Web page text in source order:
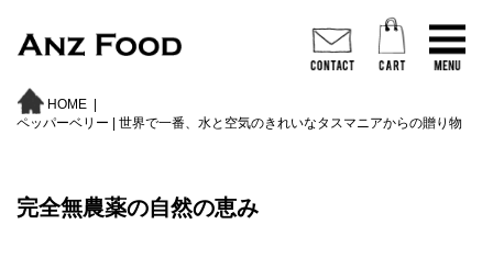
HOME
ペッパーベリー | 世界で一番、水と空気のきれいなタスマニアからの贈り物
完全無農薬の自然の恵み